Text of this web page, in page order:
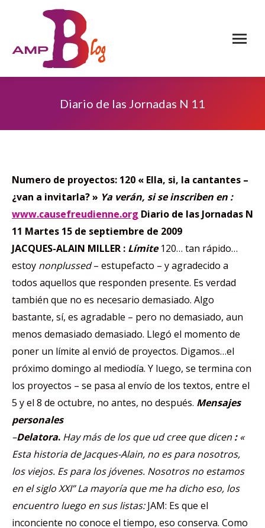
Diario de las Jornadas N 11
Numero de proyectos: 120 « Ella, si, la cantantes –
¿van a invitarla? » Ya verán, si se inscriben en :
www.causefreudienne.org Diario de las Jornadas N
11 Martes 15 de septiembre de 2009
JACQUES-ALAIN MILLER : Límite120… tan rápido…
estoy nonplussed– estupefacto – y agradecido a
todos aquellos que responden presente. Es verdad
también que no es necesario demasiado. Algo
bastante, sí, es agradable – pero no demasiado, aun
menos demasiado demasiado. Llegó el momento de
poner un límite al envió de proyectos. Digamos…el
próximo domingo al mediodía. Y luego, se termina con
los proyectos – se pasa al envío de los textos, entre el
5 y el 8 de octubre, no antes, no después. Mensajes
personales
–Delatora. Hay más de los que ud cree que dicen :«
Esta historia de Jacques-Alain, no es para nosotros,
los viejos. Es para los jóvenes. Nosotros no estamos
en el siglo XXI” La mayoría que me ha dicho eso, los
encuentro luego en sus listas:JAM: Es que el
inconciente no conoce el tiempo, eso conserva. Como